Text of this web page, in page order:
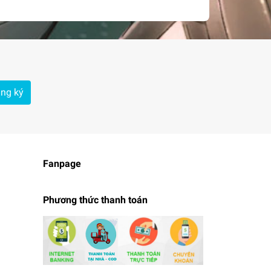
ký
Fanpage
Phương thức thanh toán